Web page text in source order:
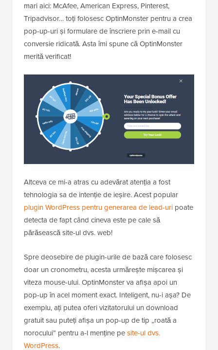
mari aici: McAfee, American Express, Pinterest,
Tripadvisor… toți folosesc OptinMonster pentru a crea
pop-up-uri și formulare de înscriere prin e-mail cu
conversie ridicată. Asta îmi spune că OptinMonster
merită verificat!
Altceva ce mi-a atras cu adevărat atenția a fost
tehnologia sa de intenție de ieșire. Acest popular
plugin WordPress pentru generarea de lead-uri poate
detecta de fapt când cineva este pe cale să
părăsească site-ul dvs. web!
Spre deosebire de plugin-urile de bază care folosesc
doar un cronometru, acesta urmărește mișcarea și
viteza mouse-ului. OptinMonster va afișa apoi un
pop-up în acel moment exact. Inteligent, nu-i așa? De
exemplu, ați putea oferi vizitatorului un download
gratuit sau puteți afișa un pop-up de tip „roată a
norocului” pentru a-l menține pesite-ul dvs.
WordPress.